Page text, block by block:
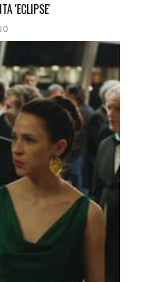
'ECLIPSE'